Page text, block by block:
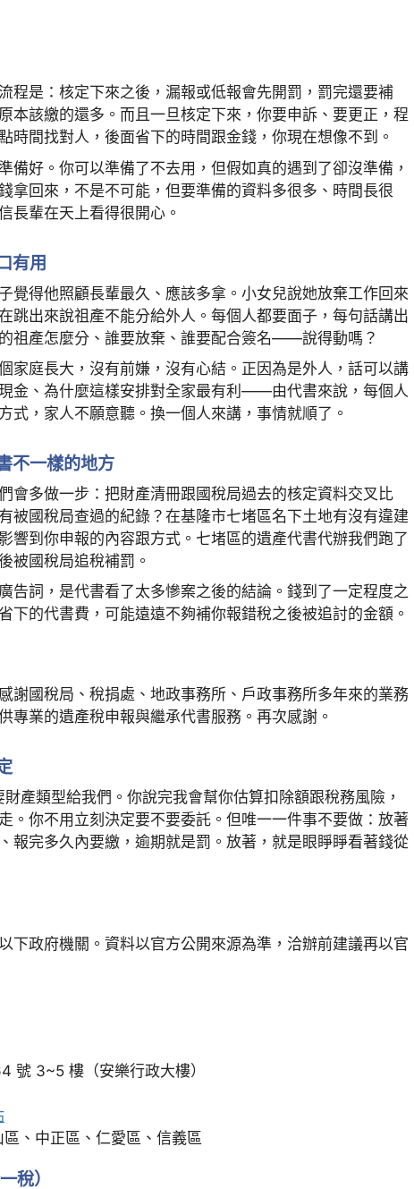
程是：核定下來之後，漏報或低報會先開罰，罰完還要補
本該繳的還多。而且一旦核定下來，你要申訴、要更正，程
時間找對人，後面省下的時間跟金錢，你現在想像不到。
備好。你可以準備了不去用，但假如真的遇到了卻沒準備，
拿回來，不是不可能，但要準備的資料多很多、時間長很
長輩在天上看得很開心。
有用
得他照顧長輩最久、應該多拿。小女兒說她放棄工作回來
跳出來說祖產不能分給外人。每個人都要面子，每句話講出
祖產怎麼分、誰要放棄、誰要配合簽名——說得動嗎？
家庭長大，沒有前嫌，沒有心結。正因為是外人，話可以講
金、為什麼這樣安排對全家最有利——由代書來說，每個人
式，家人不願意聽。換一個人來講，事情就順了。
不一樣的地方
會多做一步：把財產清冊跟國稅局過去的核定資料交叉比
被國稅局查過的紀錄？在基隆市七堵區名下土地有沒有違建
響到你申報的內容跟方式。七堵區的遺產代書代辦我們跑了
被國稅局追稅補罰。
詞，是代書看了太多慘案之後的結論。錢到了一定程度之
下的代書費，可能遠遠不夠補你報錯稅之後被追討的金額。
謝國稅局、稅捐處、地政事務所、戶政事務所多年來的業務
專業的遺產稅申報與繼承代書服務。再次感謝。
產類型給我們。你說完我會幫你估算扣除額跟稅務風險，
。你不用立刻決定要不要委託。但唯一一件事不要做：放著
報完多久內要繳，逾期就是罰。放著，就是眼睜睜看著錢從
下政府機關。資料以官方公開來源為準，洽辦前建議再以官
號 3~5 樓（安樂行政大樓）
、中正區、仁愛區、信義區
稅）